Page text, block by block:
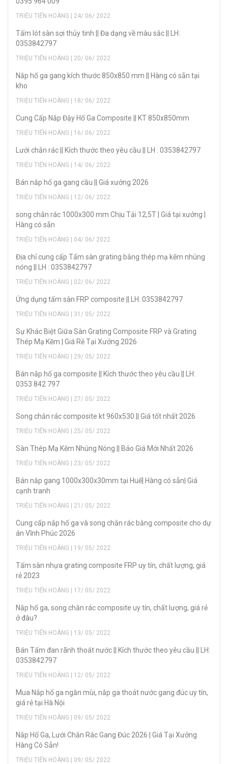
TRIỆU TIẾN HOÀNG | 24/ 06/ 2022
Tấm lót sàn sợi thủy tinh || Đa dạng về màu sắc || LH:
0353842797
TRIỆU TIẾN HOÀNG | 20/ 06/ 2022
Nắp hố ga gang kích thước 850x850 mm || Hàng có sẵn tại
kho
TRIỆU TIẾN HOÀNG | 18/ 06/ 2022
Cung Cấp Nắp Đậy Hố Ga Composite || KT 850x850mm
TRIỆU TIẾN HOÀNG | 16/ 06/ 2022
Lưới chắn rác || Kích thước theo yêu cầu || LH : 0353842797
TRIỆU TIẾN HOÀNG | 14/ 06/ 2022
Bán nắp hố ga gang cầu || Giá xưởng 2026
TRIỆU TIẾN HOÀNG | 12/ 06/ 2022
song chắn rác 1000x300 mm Chịu Tải 12,5T | Giá tại xưởng |
Hàng có sẵn
TRIỆU TIẾN HOÀNG | 04/ 06/ 2022
Địa chỉ cung cấp Tấm sàn grating bằng thép mạ kẽm nhúng
nóng || LH : 0353842797
TRIỆU TIẾN HOÀNG | 02/ 06/ 2022
Ứng dụng tấm sàn FRP composite || LH: 0353842797
TRIỆU TIẾN HOÀNG | 31/ 05/ 2022
Sự Khác Biệt Giữa Sàn Grating Composite FRP và Grating
Thép Mạ Kẽm | Giá Rẻ Tại Xưởng 2026
TRIỆU TIẾN HOÀNG | 29/ 05/ 2022
Bán nắp hố ga composite || Kích thước theo yêu cầu || LH:
0353 842 797
TRIỆU TIẾN HOÀNG | 27/ 05/ 2022
Song chắn rác composite kt 960x530 || Giá tốt nhất 2026
TRIỆU TIẾN HOÀNG | 25/ 05/ 2022
Sàn Thép Mạ Kẽm Nhúng Nóng || Báo Giá Mới Nhất 2026
TRIỆU TIẾN HOÀNG | 23/ 05/ 2022
Bán nắp gang 1000x300x30mm tại Huế| Hàng có sẵn| Giá
cạnh tranh
TRIỆU TIẾN HOÀNG | 21/ 05/ 2022
Cung cấp nắp hố ga và song chắn rác bằng composite cho dự
án Vĩnh Phúc 2026
TRIỆU TIẾN HOÀNG | 19/ 05/ 2022
Tấm sàn nhựa grating composite FRP uy tín, chất lượng, giá
rẻ 2023
TRIỆU TIẾN HOÀNG | 17/ 05/ 2022
Nắp hố ga, song chắn rác composite uy tín, chất lượng, giá rẻ
ở đâu?
TRIỆU TIẾN HOÀNG | 13/ 05/ 2022
Bán Tấm đan rãnh thoát nước || Kích thước theo yêu cầu || LH:
0353842797
TRIỆU TIẾN HOÀNG | 12/ 05/ 2022
Mua Nắp hố ga ngăn mùi, nắp ga thoát nước gang đúc uy tín,
giá rẻ tại Hà Nội
TRIỆU TIẾN HOÀNG | 09/ 05/ 2022
Nắp Hố Ga, Lưới Chắn Rác Gang Đúc 2026 | Giá Tại Xưởng
Hàng Có Sẵn!
TRIỆU TIẾN HOÀNG | 09/ 05/ 2022